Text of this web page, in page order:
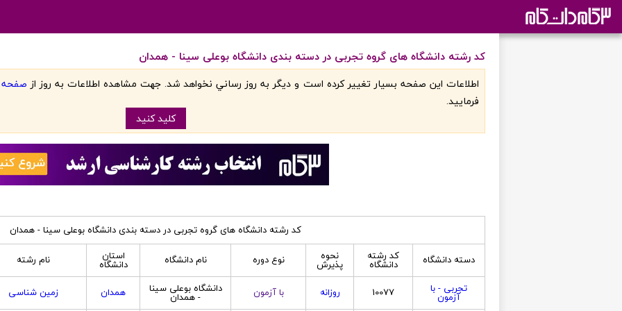
کد رشته دانشگاه های گروه تجربی در دسته بندی دانشگاه بوعلی سینا - همدان
اطلاعات اين صفحه بسيار تغيير کرده است و ديگر به روز رساني نخواهد شد. جهت مشاهده اطلاعات به روز از صفحه
فرماييد.
کليد کنيد
کد رشته دانشگاه های گروه تجربی در دسته بندی دانشگاه بوعلی سینا - همدان
دسته دانشگاه
کد رشته
دانشگاه
نحوه
پذیرش نوع دوره نام دانشگاه استان
دانشگاه نام رشته
تجربی - با
آزمون 10077 روزانه با آزمون دانشگاه بوعلی سینا
- همدان همدان زمین شناسی